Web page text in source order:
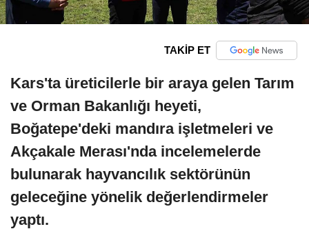
TAKİP ET
Kars'ta üreticilerle bir araya gelen Tarım
ve Orman Bakanlığı heyeti,
Boğatepe'deki mandıra işletmeleri ve
Akçakale Merası'nda incelemelerde
bulunarak hayvancılık sektörünün
geleceğine yönelik değerlendirmeler
yaptı.